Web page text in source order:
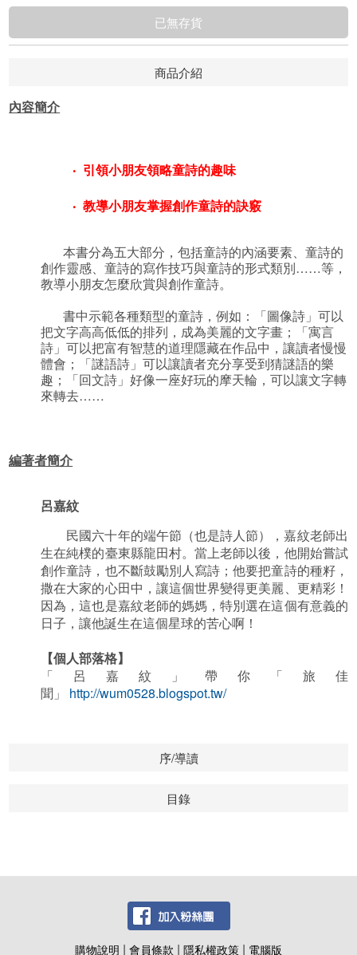
已無存貨
商品介紹
內容簡介
‧ 引領小朋友領略童詩的趣味
‧ 教導小朋友掌握創作童詩的訣竅
本書分為五大部分，包括童詩的內涵要素、童詩的
創作靈感、童詩的寫作技巧與童詩的形式類別……等，
教導小朋友怎麼欣賞與創作童詩。
書中示範各種類型的童詩，例如：「圖像詩」可以
把文字高高低低的排列，成為美麗的文字畫；「寓言
詩」可以把富有智慧的道理隱藏在作品中，讓讀者慢慢
體會；「謎語詩」可以讓讀者充分享受到猜謎語的樂
趣；「回文詩」好像一座好玩的摩天輪，可以讓文字轉
來轉去……
編著者簡介
呂嘉紋
民國六十年的端午節（也是詩人節），嘉紋老師出
生在純樸的臺東縣龍田村。當上老師以後，他開始嘗試
創作童詩，也不斷鼓勵別人寫詩；他要把童詩的種籽，
撒在大家的心田中，讓這個世界變得更美麗、更精彩！
因為，這也是嘉紋老師的媽媽，特別選在這個有意義的
日子，讓他誕生在這個星球的苦心啊！
【個人部落格】
「呂嘉紋」帶你「旅佳
聞」 http://wum0528.blogspot.tw/
序/導讀
目錄
購物說明 | 會員條款 | 隱私權政策 | 電腦版